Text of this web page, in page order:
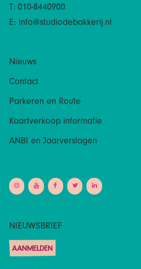
T: 010-8440900
E: info@studiodebakkerij.nl
Nieuws
Contact
Parkeren en Route
Kaartverkoop informatie
ANBI en Jaarverslagen
NIEUWSBRIEF
AANMELDEN